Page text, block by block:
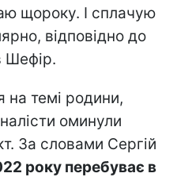
щороку. І сплачую
відповідно до
Шефір.
на темі родини,
оминули
За словами Сергій
року перебуває в